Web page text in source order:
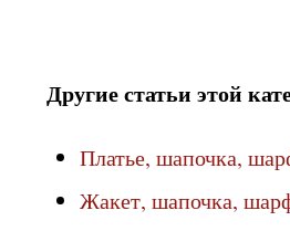
Другие статьи этой
Платье, шапочка,
Жакет, шапочка,